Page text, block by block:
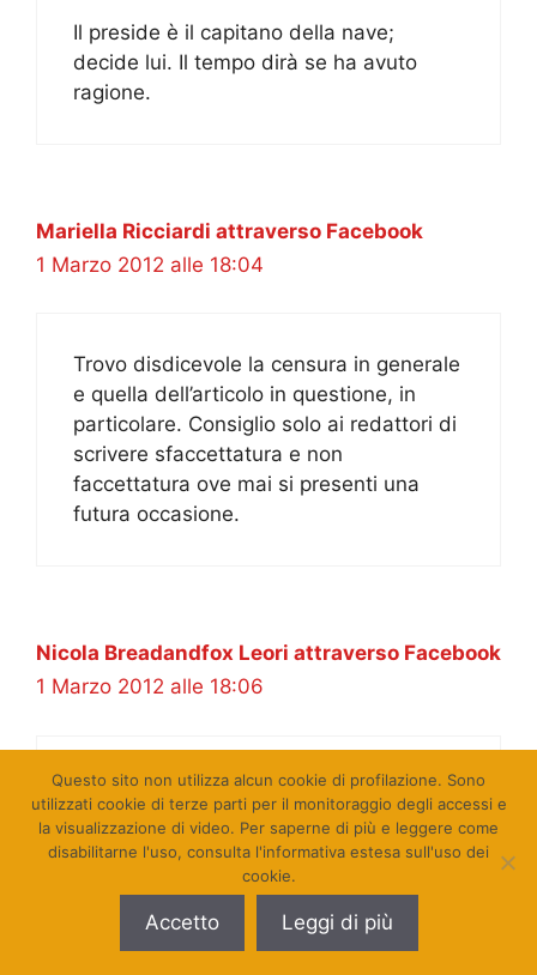
Il preside è il capitano della nave;
decide lui. Il tempo dirà se ha avuto
ragione.
Mariella Ricciardi attraverso Facebook
1 Marzo 2012 alle 18:04
Trovo disdicevole la censura in generale
e quella dell’articolo in questione, in
particolare. Consiglio solo ai redattori di
scrivere sfaccettatura e non
faccettatura ove mai si presenti una
futura occasione.
Nicola Breadandfox Leori attraverso Facebook
1 Marzo 2012 alle 18:06
E allora il capitano è da mandare in
pensione.
Ventura Paolo attraverso Facebook
Questo sito non utilizza alcun cookie di profilazione. Sono
utilizzati cookie di terze parti per il monitoraggio degli accessi e
la visualizzazione di video. Per saperne di più e leggere come
disabilitarne l'uso, consulta l'informativa estesa sull'uso dei
cookie.
Accetto Leggi di più